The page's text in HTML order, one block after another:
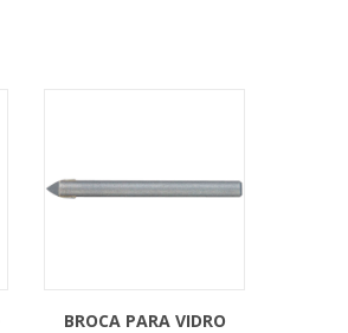
BROCA PARA VIDRO